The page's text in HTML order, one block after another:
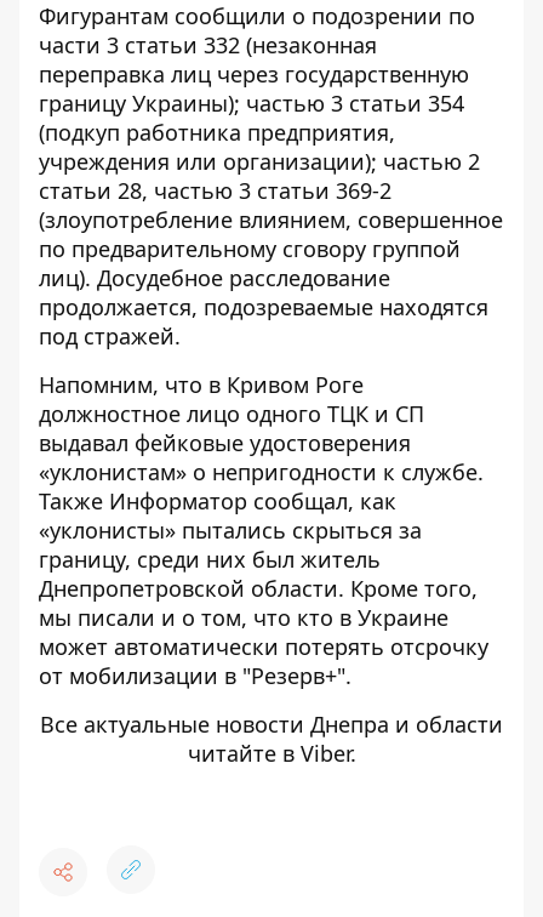
Фигурантам сообщили о подозрении по
части 3 статьи 332 (незаконная
переправка лиц через государственную
границу Украины); частью 3 статьи 354
(подкуп работника предприятия,
учреждения или организации); частью 2
статьи 28, частью 3 статьи 369-2
(злоупотребление влиянием, совершенное
по предварительному сговору группой
лиц). Досудебное расследование
продолжается, подозреваемые находятся
под стражей.
Напомним, что в Кривом Роге
должностное лицо одного ТЦК и СП
выдавал фейковые удостоверения
«уклонистам» о непригодности к службе.
Также Информатор сообщал, как
«уклонисты» пытались скрыться за
границу, среди них был житель
Днепропетровской области. Кроме того,
мы писали и о том, что кто в Украине
может автоматически потерять отсрочку
от мобилизации в "Резерв+".
Все актуальные новости Днепра и области
читайте вViber.